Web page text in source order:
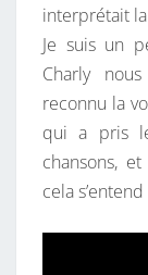
interprétait
Je suis un
Charly
reconnu la
qui a pris
chansons,
cela